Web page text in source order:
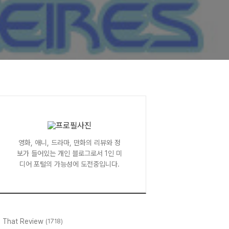
영화, 애니, 드라마, 만화의 리뷰와 정
보가 들어있는 개인 블로그로서 1인 미
디어 포털의 가능성에 도전중입니다.
That Review (1718)